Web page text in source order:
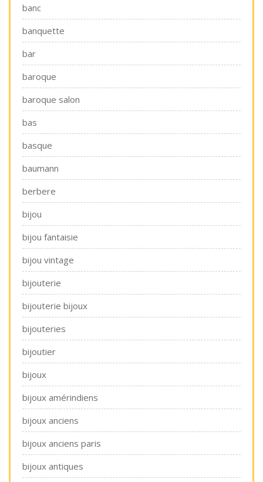
banc
banquette
bar
baroque
baroque salon
bas
basque
baumann
berbere
bijou
bijou fantaisie
bijou vintage
bijouterie
bijouterie bijoux
bijouteries
bijoutier
bijoux
bijoux amérindiens
bijoux anciens
bijoux anciens paris
bijoux antiques